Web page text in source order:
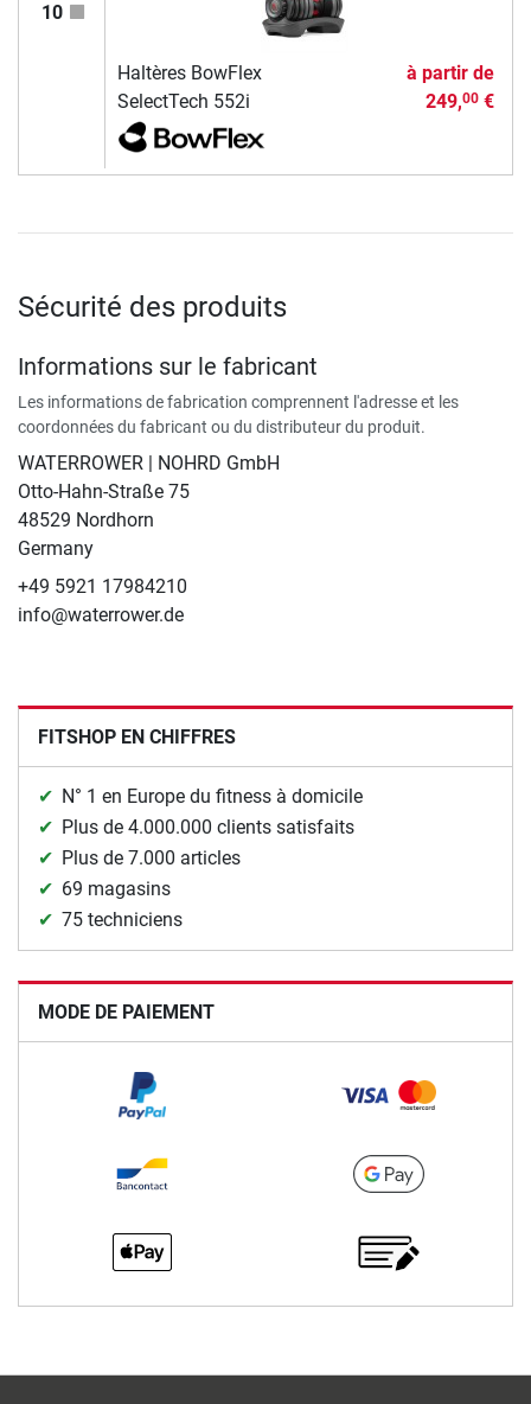
10
Haltères BowFlex
SelectTech 552i
à partir de
249,00€
Sécurité des produits
Informations sur le fabricant
Les informations de fabrication comprennent l'adresse et les
coordonnées du fabricant ou du distributeur du produit.
WATERROWER | NOHRD GmbH
Otto-Hahn-Straße 75
48529 Nordhorn
Germany
+49 5921 17984210
info@waterrower.de
FITSHOP EN CHIFFRES
N° 1 en Europe du fitness à domicile
Plus de 4.000.000 clients satisfaits
Plus de 7.000 articles
69 magasins
75 techniciens
MODE DE PAIEMENT